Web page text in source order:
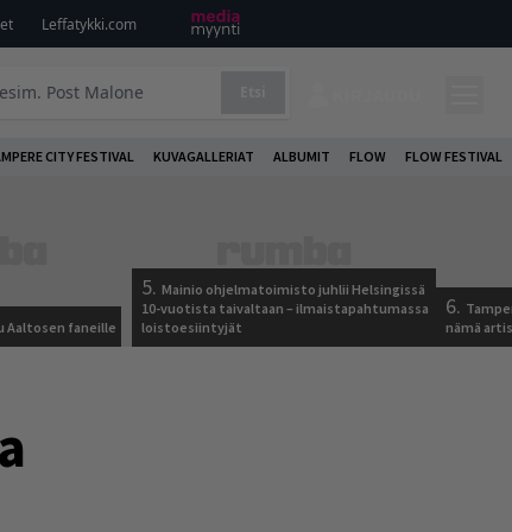
Leffatykki.com
CITY FESTIVAL KUVAGALLERIAT ALBUMIT FLOW FLOW FESTIVAL
Aaltosen faneille
5. Mainio ohjelmatoimisto juhlii Helsingissä
10-vuotista taivaltaan – ilmaistapahtumassa
loistoesiintyjät
6.
nämä